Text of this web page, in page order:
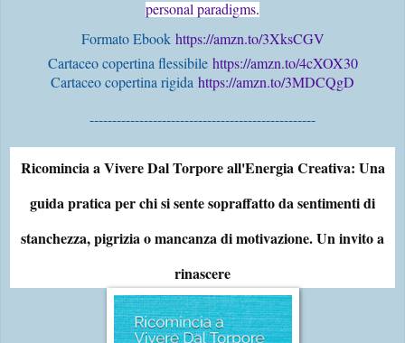
personal paradigms.
Formato Ebook https://amzn.to/3XksCGV
Cartaceo copertina flessibile https://amzn.to/4cXOX30
Cartaceo copertina rigida https://amzn.to/3MDCQgD
--------------------------------------------------
Ricomincia a Vivere Dal Torpore all'Energia Creativa: Una
guida pratica per chi si sente sopraffatto da sentimenti di
stanchezza, pigrizia o mancanza di motivazione. Un invito a
rinascere